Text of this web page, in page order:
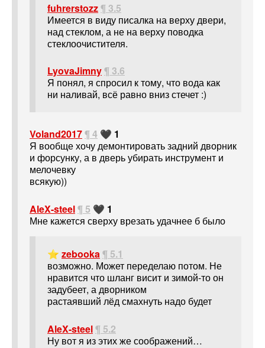
fuhrerstozz¶ 3.5
Имеется в виду писалка на верху двери,
над стеклом, а не на верху поводка
стеклоочистителя.
LyovaJimny¶ 3.6
Я понял, я спросил к тому, что вода как
ни наливай, всё равно вниз стечет :)
Voland2017¶ 4 🖤 1
Я вообще хочу демонтировать задний дворник
и форсунку, а в дверь убирать инструмент и
мелочевку
всякую))
AleX-steel¶ 5 🖤 1
Мне кажется сверху врезать удачнее б было
⭐ zebooka¶ 5.1
возможно. Может переделаю потом. Не
нравится что шланг висит и зимой-то он
задубеет, а дворником
растаявший лёд смахнуть надо будет
AleX-steel¶ 5.2
Ну вот я из этих же соображений…